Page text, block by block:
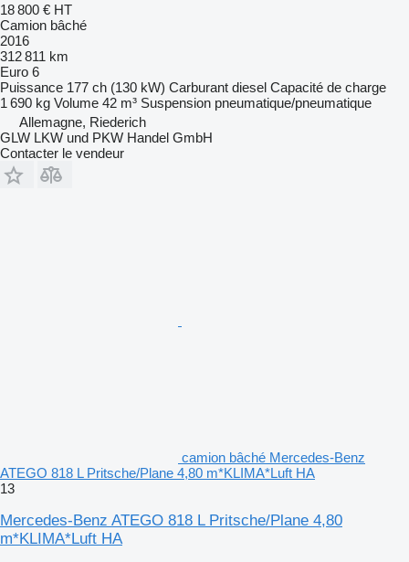
18 800 € HT
Camion bâché
2016
312 811 km
Euro 6
Puissance 177 ch (130 kW) Carburant diesel Capacité de charge
1 690 kg Volume 42 m³ Suspension pneumatique/pneumatique
Allemagne, Riederich
GLW LKW und PKW Handel GmbH
Contacter le vendeur
camion bâché Mercedes-Benz
ATEGO 818 L Pritsche/Plane 4,80 m*KLIMA*Luft HA
13
Mercedes-Benz ATEGO 818 L Pritsche/Plane 4,80
m*KLIMA*Luft HA